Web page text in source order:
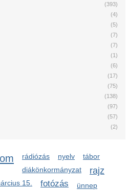
(393)
(4)
(5)
(7)
(7)
(1)
(6)
(17)
(75)
(138)
(97)
(57)
(2)
rádiózás
nyelv
diákönkormányzat
tábor
rajz
15. fotózás ünnep